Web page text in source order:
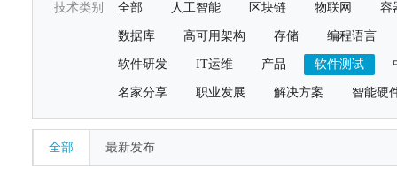
技术类别 全部 人工智能 区块链 物联网 容
数据库 高可用架构 存储 编程语言
软件研发 IT运维 产品 软件测试
名家分享 职业发展 解决方案 智能硬
全部 最新发布